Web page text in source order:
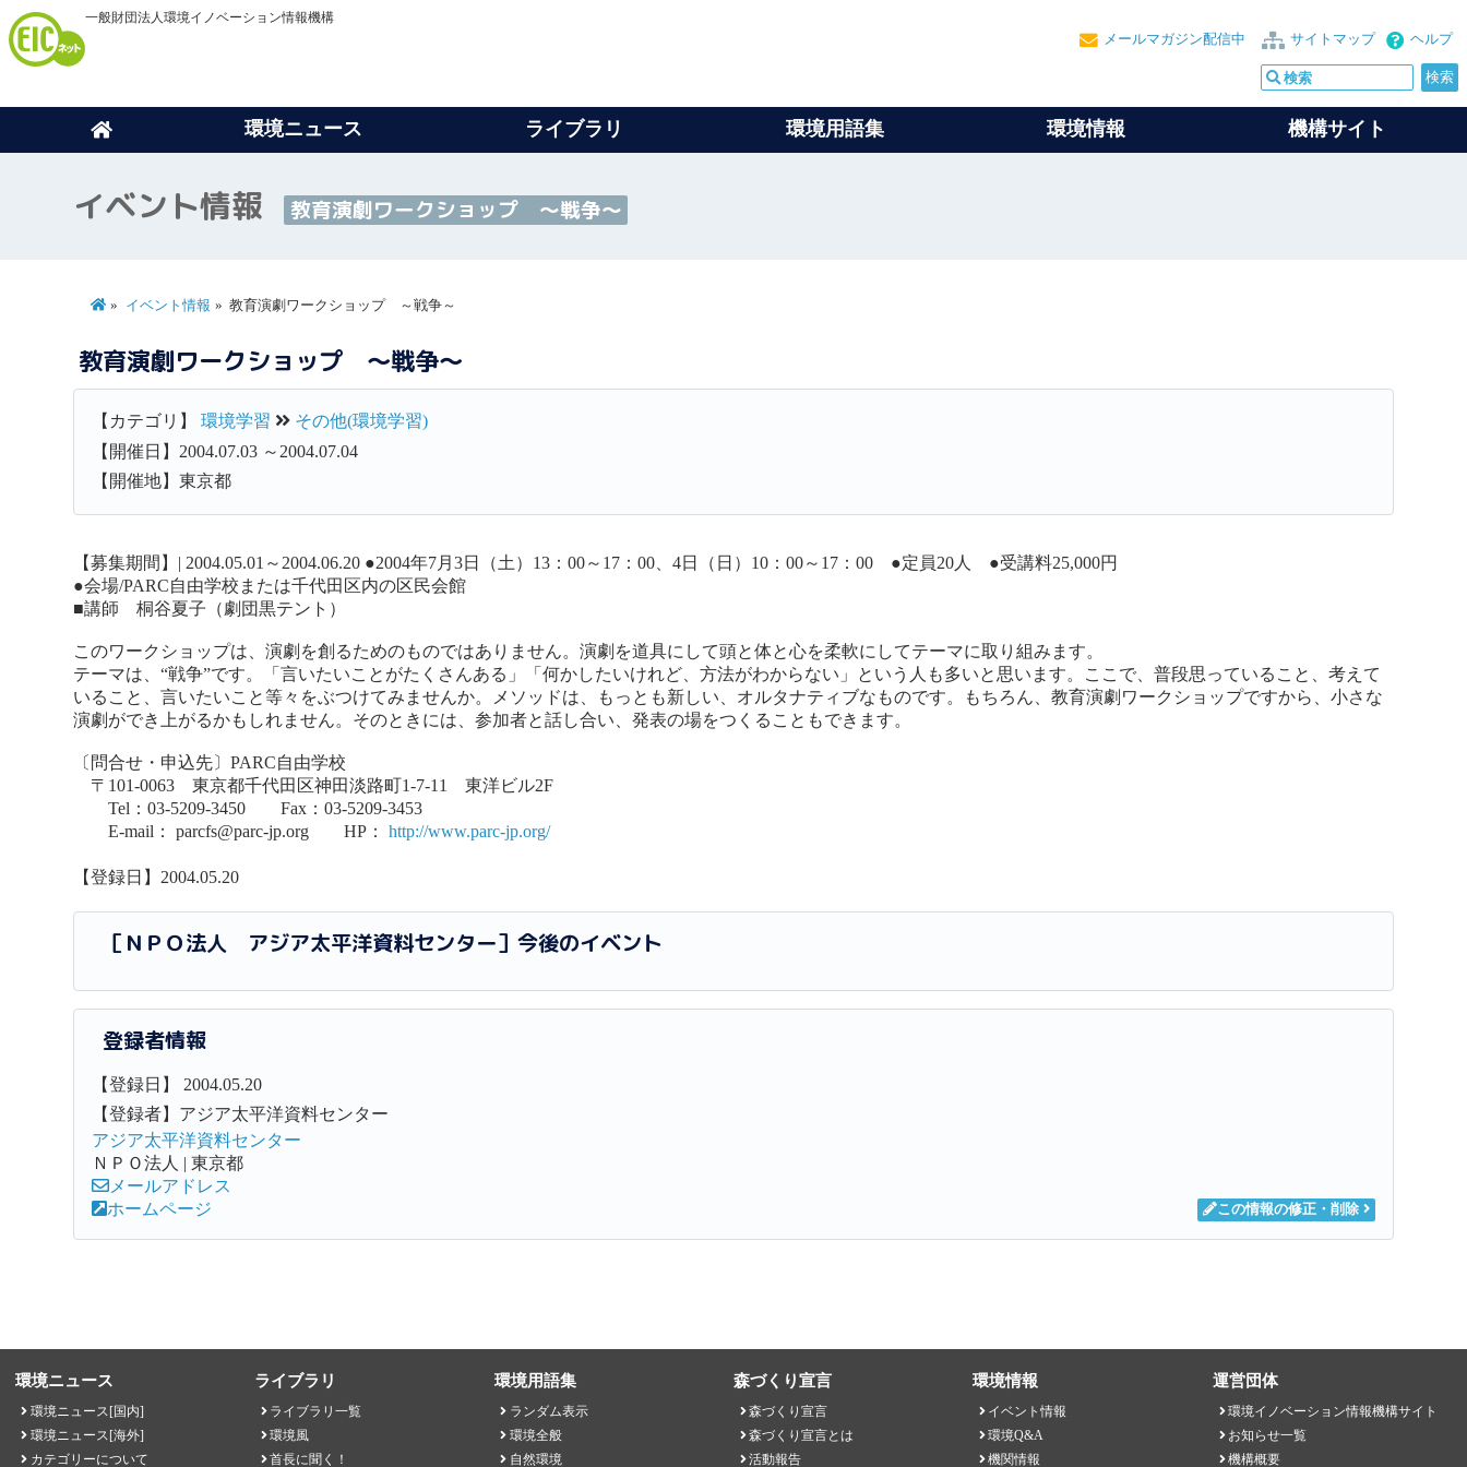
一般財団法人環境イノベーション情報機構
ヘルプ
サイトマップ
メールマガジン配信中
環境ニュース ライブラリ 環境用語集 環境情報 機構サイト
イベント情報 教育演劇ワークショップ ～戦争～
イベント情報 教育演劇ワークショップ ～戦争～
教育演劇ワークショップ ～戦争～
【カテゴリ】環境学習
その他(環境学習)
【開催日】2004.07.03 ～2004.07.04
【開催地】東京都
【募集期間】| 2004.05.01～2004.06.20 ●2004年7月3日（土）13：00～17：00、4日（日）10：00～17：00 ●定員20人 ●受講料25,000円
●会場/PARC自由学校または千代田区内の区民会館
■講師 桐谷夏子（劇団黒テント）
このワークショップは、演劇を創るためのものではありません。演劇を道具にして頭と体と心を柔軟にしてテーマに取り組みます。
テーマは、“戦争”です。「言いたいことがたくさんある」「何かしたいけれど、方法がわからない」という人も多いと思います。ここで、普段思っていること、考えて
いること、言いたいこと等々をぶつけてみませんか。メソッドは、もっとも新しい、オルタナティブなものです。もちろん、教育演劇ワークショップですから、小さな
演劇ができ上がるかもしれません。そのときには、参加者と話し合い、発表の場をつくることもできます。
〔問合せ・申込先〕PARC自由学校
〒101-0063 東京都千代田区神田淡路町1-7-11 東洋ビル2F
Tel：03-5209-3450 Fax：03-5209-3453
E-mail： parcfs@parc-jp.org HP：http://www.parc-jp.org/
【登録日】2004.05.20
［ＮＰＯ法人 アジア太平洋資料センター］今後のイベント
登録者情報
【登録日】 2004.05.20
【登録者】アジア太平洋資料センター
アジア太平洋資料センター
ＮＰＯ法人 | 東京都
メールアドレス
ホームページ
この情報の修正・削除
環境ニュース
環境ニュース[国内]
環境ニュース[海外]
カテゴリーについて
ライブラリ
ライブラリ一覧
環境風
首長に聞く！
環境用語集
ランダム表示
環境全般
自然環境
森づくり宣言
森づくり宣言
森づくり宣言とは
活動報告
環境情報
イベント情報
環境Q&A
機関情報
運営団体
環境イノベーション情報機構サイト
お知らせ一覧
機構概要